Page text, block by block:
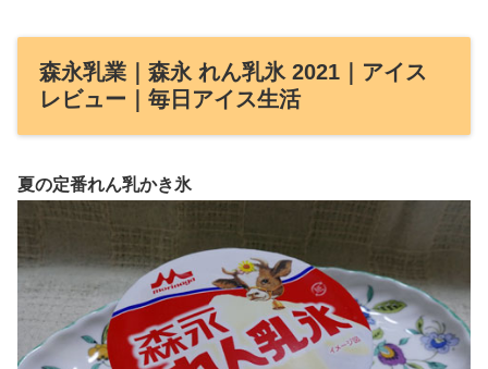
森永乳業｜森永 れん乳氷 2021｜アイス
レビュー｜毎日アイス生活
夏の定番れん乳かき氷